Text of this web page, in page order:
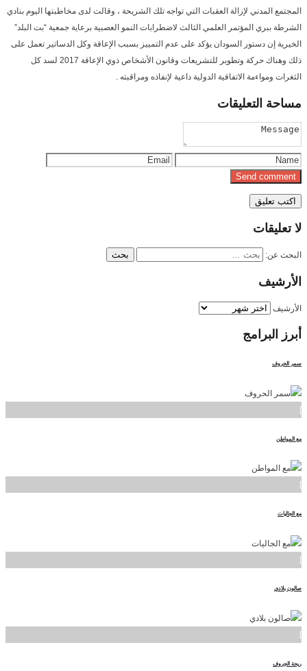
المجتمع المدني لإزالة العقبات التي تواجه تلك الشريحة ، وقالت لدى مخاطبتها اليوم بنادي
الشرطة ببري المؤتمر العلمي الثالث لاضطرابات النمو العصبية برعاية جمعية “بت البلد”
الخيرية إن دستور السودان يؤكد على عدم التمييز بسبب الإعاقة وكل الدساتير تعمل على
ذلك وهناك حركة وتطوير للتشريعات وقانون الأشخاص ذوي الإعاقة 2017 لسد كل
الثغرات ومواءمة الاتفاقية الدولية داعية لإنفاذه ومراقبته .
مساحة التعليقات
لاتعليقات
البحث عن:
الأرشيف
الأرشيف
أبرز البرامج
سمر الحروف
]
مع المواطن
]
مع الجاليات
]
صالون بلادي
]
ريحة الجروف